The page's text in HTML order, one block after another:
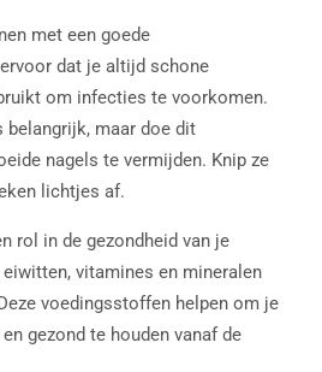
met een goede
dat je altijd schone
om infecties te voorkomen.
belangrijk, maar doe dit
nagels te vermijden. Knip ze
lichtjes af.
rol in de gezondheid van je
vitamines en mineralen
voedingsstoffen helpen om je
gezond te houden vanaf de